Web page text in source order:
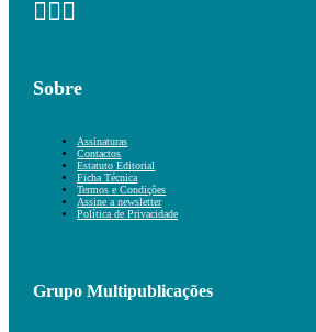
Sobre
Assinaturas
Contactos
Estatuto Editorial
Ficha Técnica
Termos e Condições
Assine a newsletter
Política de Privacidade
Grupo Multipublicações